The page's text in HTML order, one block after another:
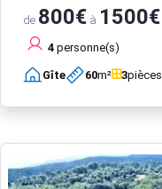
de 800€ à 1500€
4 personne(s)
Gîte 60m² 3pièces